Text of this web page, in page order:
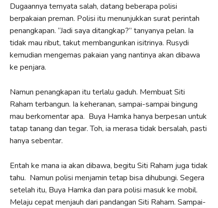
Dugaannya ternyata salah, datang beberapa polisi
berpakaian preman. Polisi itu menunjukkan surat perintah
penangkapan. “Jadi saya ditangkap?” tanyanya pelan. Ia
tidak mau ribut, takut membangunkan isitrinya. Rusydi
kemudian mengemas pakaian yang nantinya akan dibawa
ke penjara.
Namun penangkapan itu terlalu gaduh. Membuat Siti
Raham terbangun. Ia keheranan, sampai-sampai bingung
mau berkomentar apa. Buya Hamka hanya berpesan untuk
tatap tanang dan tegar. Toh, ia merasa tidak bersalah, pasti
hanya sebentar.
Entah ke mana ia akan dibawa, begitu Siti Raham juga tidak
tahu. Namun polisi menjamin tetap bisa dihubungi. Segera
setelah itu, Buya Hamka dan para polisi masuk ke mobil.
Melaju cepat menjauh dari pandangan Siti Raham. Sampai-